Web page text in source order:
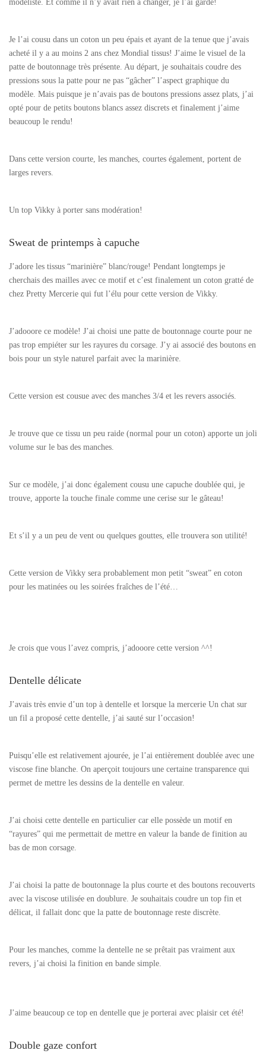
modéliste. Et comme il n’y avait rien à changer, je l’ai gardé!
Je l’ai cousu dans un coton un peu épais et ayant de la tenue que j’avais
acheté il y a au moins 2 ans chez Mondial tissus! J’aime le visuel de la
patte de boutonnage très présente. Au départ, je souhaitais coudre des
pressions sous la patte pour ne pas “gâcher” l’aspect graphique du
modèle. Mais puisque je n’avais pas de boutons pressions assez plats, j’ai
opté pour de petits boutons blancs assez discrets et finalement j’aime
beaucoup le rendu!
Dans cette version courte, les manches, courtes également, portent de
larges revers.
Un top Vikky à porter sans modération!
Sweat de printemps à capuche
J’adore les tissus “marinière” blanc/rouge! Pendant longtemps je
cherchais des mailles avec ce motif et c’est finalement un coton gratté de
chez Pretty Mercerie qui fut l’élu pour cette version de Vikky.
J’adooore ce modèle! J’ai choisi une patte de boutonnage courte pour ne
pas trop empiéter sur les rayures du corsage. J’y ai associé des boutons en
bois pour un style naturel parfait avec la marinière.
Cette version est cousue avec des manches 3/4 et les revers associés.
Je trouve que ce tissu un peu raide (normal pour un coton) apporte un joli
volume sur le bas des manches.
Sur ce modèle, j’ai donc également cousu une capuche doublée qui, je
trouve, apporte la touche finale comme une cerise sur le gâteau!
Et s’il y a un peu de vent ou quelques gouttes, elle trouvera son utilité!
Cette version de Vikky sera probablement mon petit “sweat” en coton
pour les matinées ou les soirées fraîches de l’été…
Je crois que vous l’avez compris, j’adooore cette version ^^!
Dentelle délicate
J’avais très envie d’un top à dentelle et lorsque la mercerie Un chat sur
un fil a proposé cette dentelle, j’ai sauté sur l’occasion!
Puisqu’elle est relativement ajourée, je l’ai entièrement doublée avec une
viscose fine blanche. On aperçoit toujours une certaine transparence qui
permet de mettre les dessins de la dentelle en valeur.
J’ai choisi cette dentelle en particulier car elle possède un motif en
“rayures” qui me permettait de mettre en valeur la bande de finition au
bas de mon corsage.
J’ai choisi la patte de boutonnage la plus courte et des boutons recouverts
avec la viscose utilisée en doublure. Je souhaitais coudre un top fin et
délicat, il fallait donc que la patte de boutonnage reste discrète.
Pour les manches, comme la dentelle ne se prêtait pas vraiment aux
revers, j’ai choisi la finition en bande simple.
J’aime beaucoup ce top en dentelle que je porterai avec plaisir cet été!
Double gaze confort